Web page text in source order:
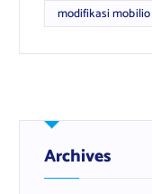
modifikasi mobilio
Archives